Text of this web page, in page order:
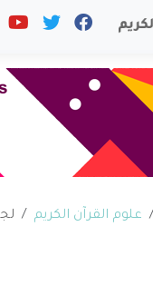
علوم القرآن الكريم